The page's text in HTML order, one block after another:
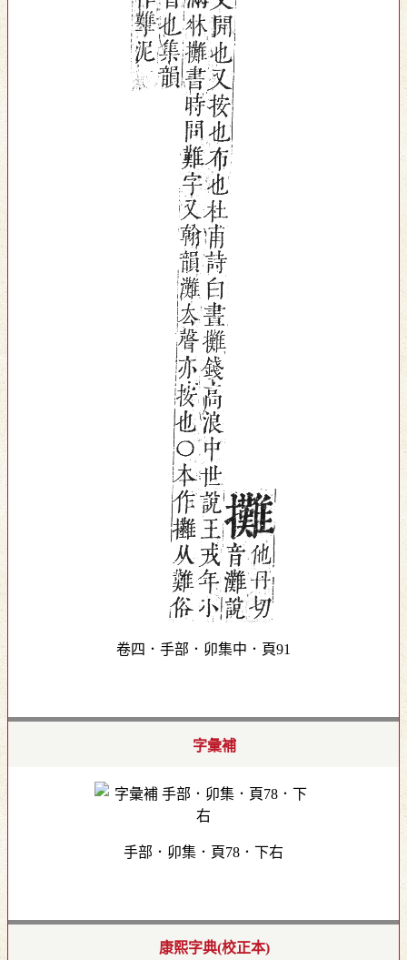
卷四．手部．卯集中．頁91
字彙補
手部．卯集．頁78．下右
康熙字典(校正本)